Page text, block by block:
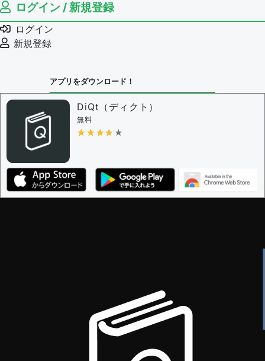
ログイン / 新規登録
ログイン
新規登録
アプリをダウンロード！
DiQt（ディクト）
無料
★★★★★
★★★★★